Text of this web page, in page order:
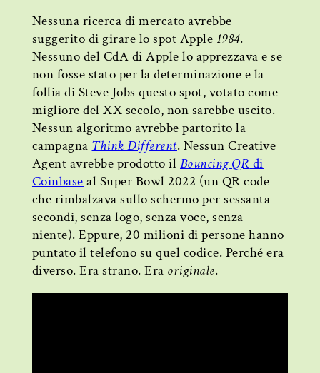
Nessuna ricerca di mercato avrebbe
suggerito di girare lo spot Apple 1984.
Nessuno del CdA di Apple lo apprezzava e se
non fosse stato per la determinazione e la
follia di Steve Jobs questo spot, votato come
migliore del XX secolo, non sarebbe uscito.
Nessun algoritmo avrebbe partorito la
campagna Think Different. Nessun Creative
Agent avrebbe prodotto il Bouncing QR di
Coinbase al Super Bowl 2022 (un QR code
che rimbalzava sullo schermo per sessanta
secondi, senza logo, senza voce, senza
niente). Eppure, 20 milioni di persone hanno
puntato il telefono su quel codice. Perché era
diverso. Era strano. Era originale.